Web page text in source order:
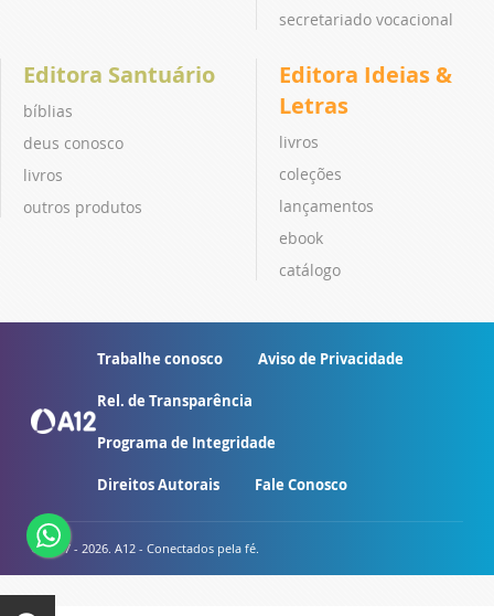
secretariado vocacional
Editora Santuário
bíblias
deus conosco
livros
outros produtos
Editora Ideias &
Letras
livros
coleções
lançamentos
ebook
catálogo
Trabalhe conosco Aviso de Privacidade
Rel. de Transparência
Programa de Integridade
Direitos Autorais Fale Conosco
© 2007 - 2026. A12 - Conectados pela fé.